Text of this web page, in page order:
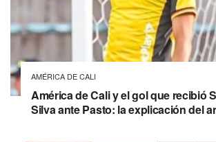
AMÉRICA DE CALI
América de Cali y el gol que recibió
Silva ante Pasto: la explicación del